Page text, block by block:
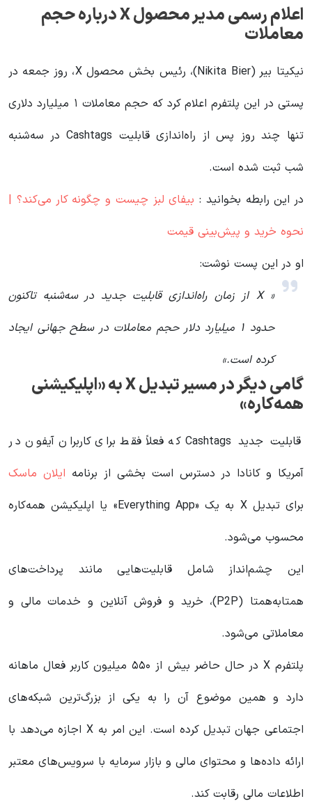
اعلام رسمی مدیر محصول X درباره حجم
معاملات
نیکیتا بیر (Nikita Bier)، رئیس بخش محصول X، روز جمعه در
پستی در این پلتفرم اعلام کرد که حجم معاملات ۱ میلیارد دلاری
تنها چند روز پس از راه‌اندازی قابلیت Cashtags در سه‌شنبه
شب ثبت شده است.
در این رابطه بخوانید‌ : بیفای لبز چیست و چگونه کار می‌کند؟ |
نحوه خرید و پیش‌بینی قیمت
او در این پست نوشت:
« X از زمان راه‌اندازی قابلیت جدید در سه‌شنبه تاکنون
حدود ۱ میلیارد دلار حجم معاملات در سطح جهانی ایجاد
کرده است.»
گامی دیگر در مسیر تبدیل X به «اپلیکیشنی
همه‌کاره»
قابلیت جدید Cashtags که فعلاً فقط برای کاربران آیفون در
آمریکا و کانادا در دسترس است بخشی از برنامه ایلان ماسک
برای تبدیل X به یک «Everything App» یا اپلیکیشن همه‌کاره
محسوب می‌شود.
این چشم‌انداز شامل قابلیت‌هایی مانند پرداخت‌های
همتابه‌همتا (P2P)، خرید و فروش آنلاین و خدمات مالی و
معاملاتی می‌شود.
پلتفرم X در حال حاضر بیش از ۵۵۰ میلیون کاربر فعال ماهانه
دارد و همین موضوع آن را به یکی از بزرگ‌ترین شبکه‌های
اجتماعی جهان تبدیل کرده است. این امر به X اجازه می‌دهد با
ارائه داده‌ها و محتوای مالی و بازار سرمایه با سرویس‌های معتبر
اطلاعات مالی رقابت کند.